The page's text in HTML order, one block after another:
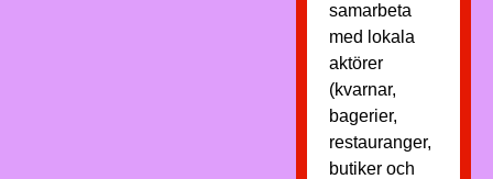
samarbeta
med lokala
aktörer
(kvarnar,
bagerier,
restauranger,
butiker och